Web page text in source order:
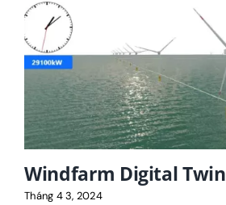
Windfarm Digital Twin
Tháng 4 3, 2024